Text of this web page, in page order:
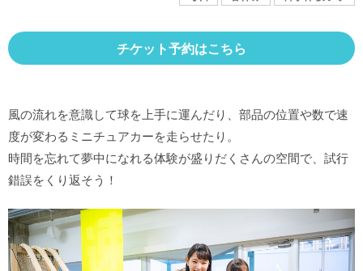
施設の案内
団体や企業利用に関するご案内
お知らせ
SNS
チケット予約はこちら
風の流れを意識して球を上手に運んだり、部品の位置や数で速
度が変わるミニチュアカーを走らせたり。
時間を忘れて夢中になれる体験が盛りだくさんの空間で、試行
錯誤をくり返そう！